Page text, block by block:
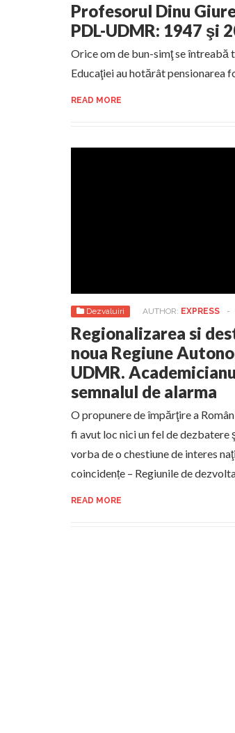
Profesorul Dinu
PDL-UDMR: 1947 şi
Orice om de bun-simţ se
Educaţiei au hotărât pensionarea
READ MORE
Dezvaluiri AUTHOR: EXPRESS -
Regionalizarea si
noua Regiune
UDMR.
semnalul de alarma
O propunere de împărţire a
fi avut loc nici un fel de dezbatere
vorba de o chestiune de interes
coincidențe – Regiunile de
READ MORE